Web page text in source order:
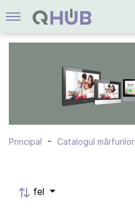
Principal Catalogul mărfurilor
fel